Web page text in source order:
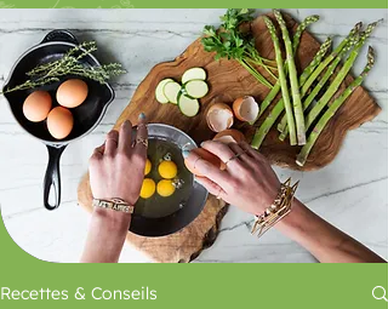
Recettes & Conseils